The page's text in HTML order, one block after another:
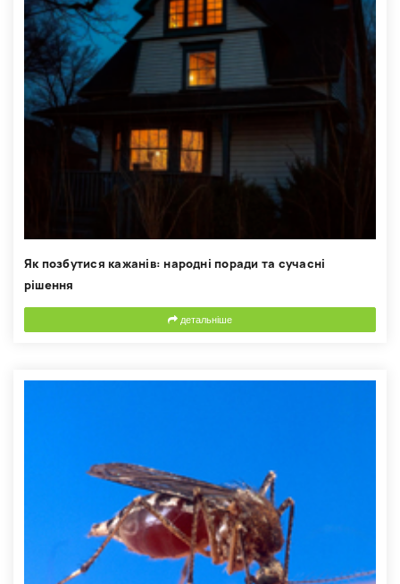
Як позбутися кажанів: народні поради та сучасні
рішення
детальніше